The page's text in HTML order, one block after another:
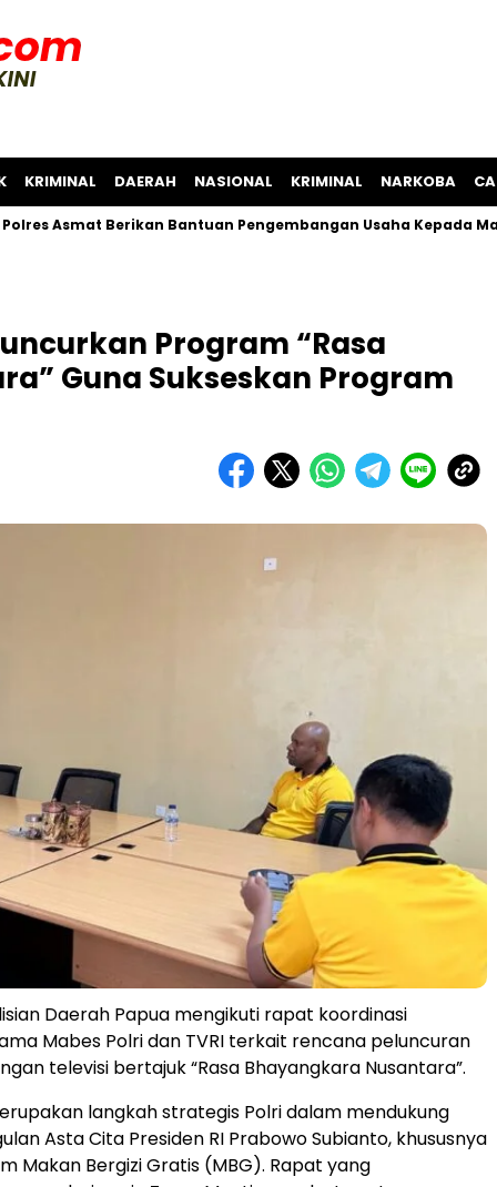
KRIMINAL DAERAH NASIONAL KRIMINAL NARKOBA
Berikan Bantuan Pengembangan Usaha Kepada
Program “Rasa
Guna Sukseskan Program
Daerah Papua mengikuti rapat koordinasi
Mabes Polri dan TVRI terkait rencana peluncuran
televisi bertajuk “Rasa Bhayangkara Nusantara”.
langkah strategis Polri dalam mendukung
Asta Cita Presiden RI Prabowo Subianto, khususnya
Makan Bergizi Gratis (MBG). Rapat yang